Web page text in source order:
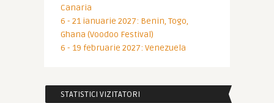
Canaria
6 - 21 ianuarie 2027: Benin, Togo,
Ghana (Voodoo Festival)
6 - 19 februarie 2027: Venezuela
STATISTICI VIZITATORI